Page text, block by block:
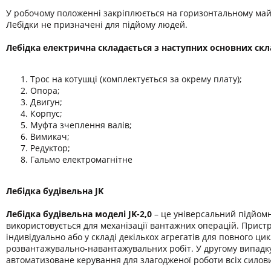
У робочому положенні закріплюється на горизонтальному
Лебідки не призначені для підйому людей.
Лебідка електрична складається з наступних основних
Трос на котушці (комплектується за окрему плату);
Опора;
Двигун;
Корпус;
Муфта зчеплення валів;
Вимикач;
Редуктор;
Гальмо електромагнітне
Лебідка будівельна JK
Лебідка будівельна моделі JK-2,0 – це універсальний
використовується для механізації вантажних операцій.
індивідуально або у складі декількох агрегатів для повного
розвантажувально-навантажувальних робіт. У другому
автоматизоване керування для злагодженої роботи всіх